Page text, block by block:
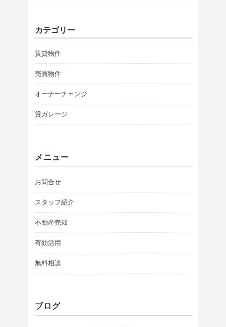
カテゴリー
賃貸物件
売買物件
オーナーチェンジ
貸ガレージ
メニュー
お問合せ
スタッフ紹介
不動産売却
有効活用
無料相談
ブログ